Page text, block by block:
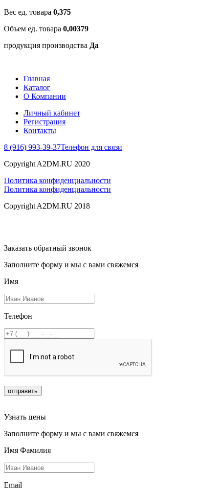
Вес ед. товара 0,375
Объем ед. товара 0,00379
продукция производства Да
Главная
Каталог
О Компании
Личный кабинет
Регистрация
Контакты
8 (916) 993-39-37Телефон для связи
Copyright A2DM.RU 2020
Политика конфиденциальности
Политика конфиденциальности
Copyright A2DM.RU 2018
Заказать обратный звонок
Заполните форму и мы с вами свяжемся
Имя
Телефон
отправить
Узнать цены
Заполните форму и мы с вами свяжемся
Имя Фамилия
Email